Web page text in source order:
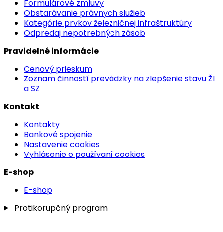
Formulárové zmluvy
Obstarávanie právnych služieb
Kategórie prvkov železničnej infraštruktúry
Odpredaj nepotrebných zásob
Pravidelné informácie
Cenový prieskum
Zoznam činností prevádzky na zlepšenie stavu ŽI
a SZ
Kontakt
Kontakty
Bankové spojenie
Nastavenie cookies
Vyhlásenie o používaní cookies
E-shop
E-shop
Protikorupčný program